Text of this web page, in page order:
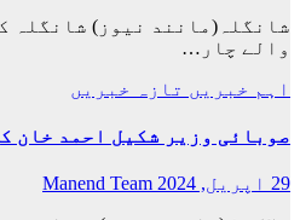
والے چار…
اہم خبریں تازہ خبریں
صوبائی وزیر شکیل احمد خان
29 اپریل, 2024
Manend Team